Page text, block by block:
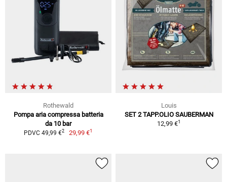
Rothewald
Pompa aria compressa batteria
da 10 bar
PDVC 49,99 €2 29,99 €1
Louis
SET 2 TAPP.OLIO SAUBERMAN
12,99 €1